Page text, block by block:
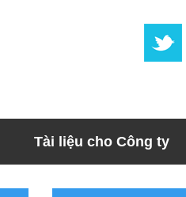
Tài liệu cho Công ty